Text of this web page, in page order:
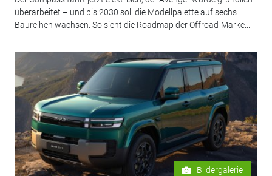
überarbeitet – und bis 2030 soll die Modellpalette auf sechs
Baureihen wachsen. So sieht die Roadmap der Offroad-Marke...
Bildergalerie